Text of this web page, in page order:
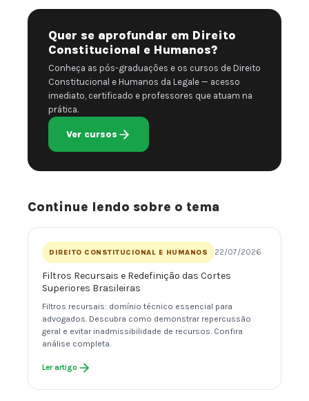
Quer se aprofundar em Direito
Constitucional e Humanos?
Conheça as pós-graduações e os cursos de Direito
Constitucional e Humanos da Legale — acesso
imediato, certificado e professores que atuam na
prática.
Ver cursos
Continue lendo sobre o tema
DIREITO CONSTITUCIONAL E HUMANOS 22/07/2026
Filtros Recursais e Redefinição das Cortes
Superiores Brasileiras
Filtros recursais: domínio técnico essencial para
advogados. Descubra como demonstrar repercussão
geral e evitar inadmissibilidade de recursos. Confira
análise completa.
Ler artigo